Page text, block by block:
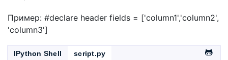
Пример: #declare header fields = ['column1','column2',
'column3']
IPython Shell
script.py